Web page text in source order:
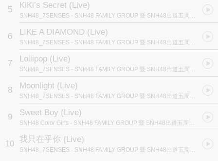
5 KiKi’s Secret (Live)
SNH48_7SENSES - SNH48 FAMILY GROUP 暨 SNH48出道五周年纪念演唱会 (上)
6 LIKE A DIAMOND (Live)
SNH48_7SENSES - SNH48 FAMILY GROUP 暨 SNH48出道五周年纪念演唱会 (上)
7 Lollipop (Live)
SNH48_7SENSES - SNH48 FAMILY GROUP 暨 SNH48出道五周年纪念演唱会 (上)
8 Moonlight (Live)
SNH48_7SENSES - SNH48 FAMILY GROUP 暨 SNH48出道五周年纪念演唱会 (上)
9 Sweet Boy (Live)
SNH48 Color Girls - SNH48 FAMILY GROUP 暨 SNH48出道五周年纪念演唱会 (上)
10 我只在乎你 (Live)
SNH48_7SENSES - SNH48 FAMILY GROUP 暨 SNH48出道五周年纪念演唱会 (上)